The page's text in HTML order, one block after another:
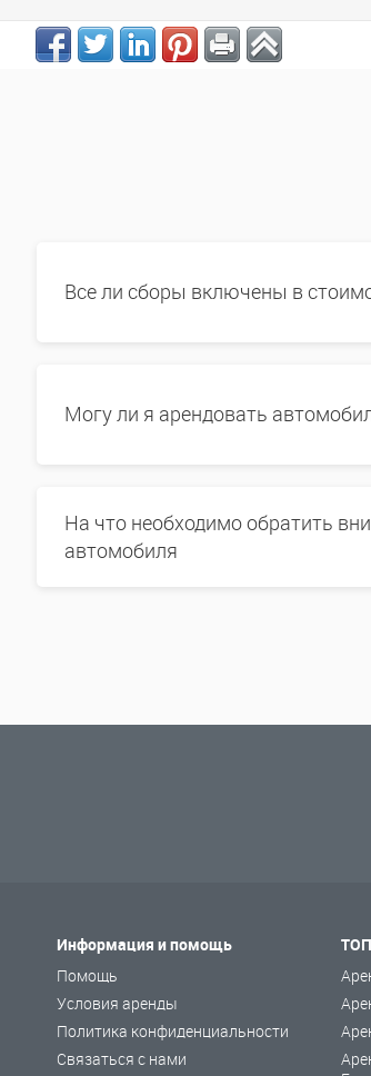
Все ли сборы включены в
Могу ли я арендовать
На что необходимо обратить
автомобиля
Информация и помощь
Помощь
Условия аренды
Политика конфиденциальности
Связаться с нами